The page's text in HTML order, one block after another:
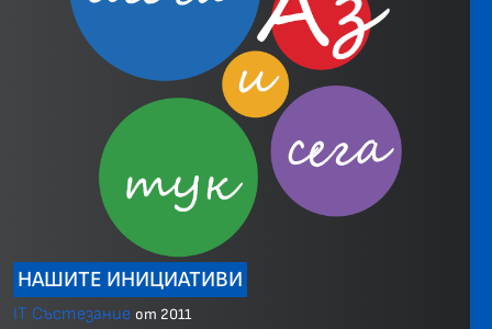
НАШИТЕ ИНИЦИАТИВИ
IT Състезание от 2011